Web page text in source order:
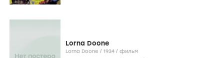
Lorna Doone
Lorna Doone / 1934 / фильм